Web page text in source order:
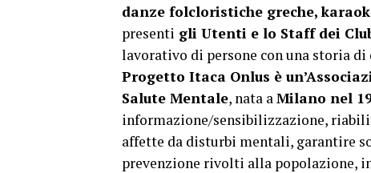
danze folcloristiche greche,
presenti gli Utenti e lo Staff dei
lavorativo di persone con una storia di
Progetto Itaca Onlus è
Salute Mentale, nata aMilano nel
informazione/sensibilizzazione,
affette da disturbi mentali, garantire
prevenzione rivolti alla popolazione,